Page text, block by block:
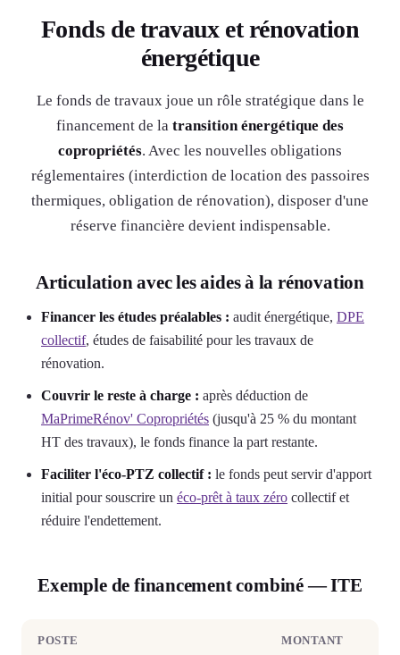
Fonds de travaux et rénovation
énergétique
Le fonds de travaux joue un rôle stratégique dans le
financement de la transition énergétique des
copropriétés. Avec les nouvelles obligations
réglementaires (interdiction de location des passoires
thermiques, obligation de rénovation), disposer d'une
réserve financière devient indispensable.
Articulation avec les aides à la rénovation
Financer les études préalables : audit énergétique, DPE
collectif, études de faisabilité pour les travaux de
rénovation.
Couvrir le reste à charge : après déduction de
MaPrimeRénov' Copropriétés (jusqu'à 25 % du montant
HT des travaux), le fonds finance la part restante.
Faciliter l'éco-PTZ collectif : le fonds peut servir d'apport
initial pour souscrire un éco-prêt à taux zéro collectif et
réduire l'endettement.
Exemple de financement combiné — ITE
POSTE MONTANT